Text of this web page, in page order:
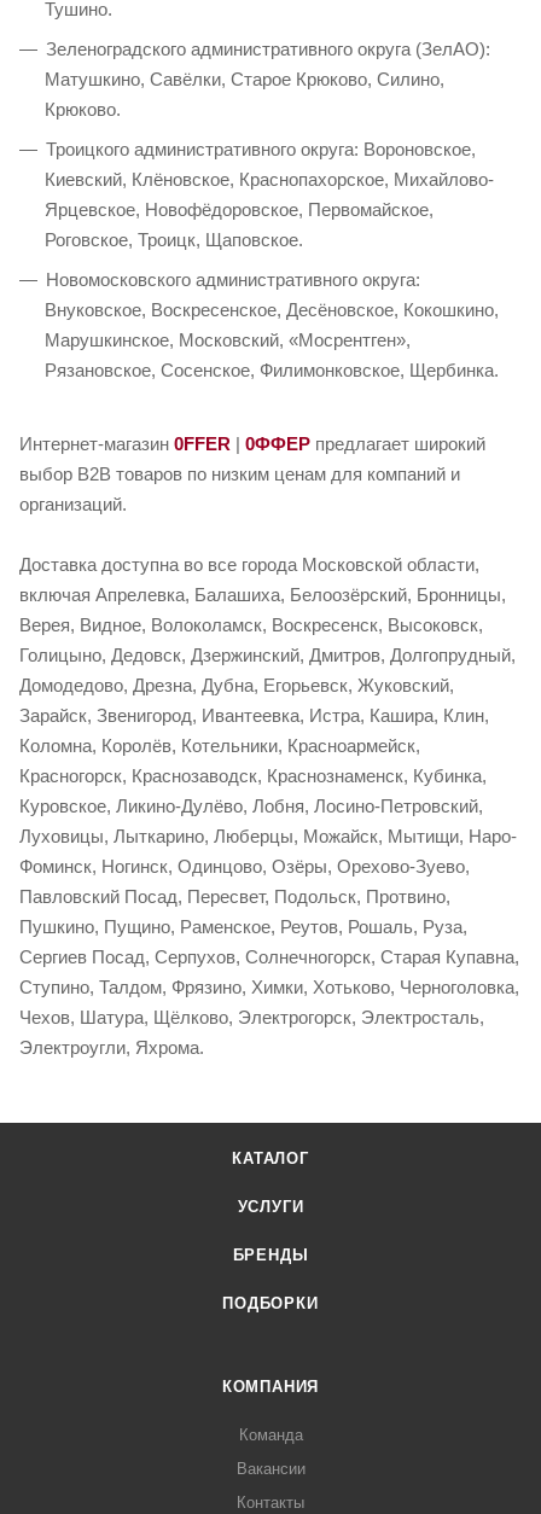
Тушино.
Зеленоградского административного округа (ЗелАО):
Матушкино, Савёлки, Старое Крюково, Силино,
Крюково.
Троицкого административного округа: Вороновское,
Киевский, Клёновское, Краснопахорское, Михайлово-
Ярцевское, Новофёдоровское, Первомайское,
Роговское, Троицк, Щаповское.
Новомосковского административного округа:
Внуковское, Воскресенское, Десёновское, Кокошкино,
Марушкинское, Московский, «Мосрентген»,
Рязановское, Сосенское, Филимонковское, Щербинка.
Интернет-магазин 0FFER | 0ФФЕР предлагает широкий
выбор B2B товаров по низким ценам для компаний и
организаций.
Доставка доступна во все города Московской области,
включая Апрелевка, Балашиха, Белоозёрский, Бронницы,
Верея, Видное, Волоколамск, Воскресенск, Высоковск,
Голицыно, Дедовск, Дзержинский, Дмитров, Долгопрудный,
Домодедово, Дрезна, Дубна, Егорьевск, Жуковский,
Зарайск, Звенигород, Ивантеевка, Истра, Кашира, Клин,
Коломна, Королёв, Котельники, Красноармейск,
Красногорск, Краснозаводск, Краснознаменск, Кубинка,
Куровское, Ликино-Дулёво, Лобня, Лосино-Петровский,
Луховицы, Лыткарино, Люберцы, Можайск, Мытищи, Наро-
Фоминск, Ногинск, Одинцово, Озёры, Орехово-Зуево,
Павловский Посад, Пересвет, Подольск, Протвино,
Пушкино, Пущино, Раменское, Реутов, Рошаль, Руза,
Сергиев Посад, Серпухов, Солнечногорск, Старая Купавна,
Ступино, Талдом, Фрязино, Химки, Хотьково, Черноголовка,
Чехов, Шатура, Щёлково, Электрогорск, Электросталь,
Электроугли, Яхрома.
КАТАЛОГ
УСЛУГИ
БРЕНДЫ
ПОДБОРКИ
КОМПАНИЯ
Команда
Вакансии
Контакты